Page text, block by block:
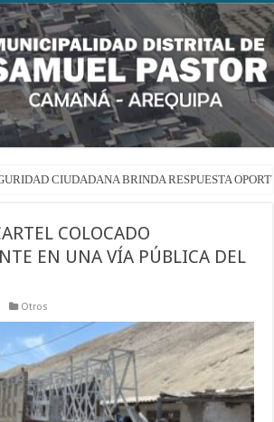
CIUDADANA BRINDA RESPUESTA
DE AGUA POTABLE A FAMILIAS DEL
COLOCADO
EN UNA VÍA PÚBLICA DEL
Otros